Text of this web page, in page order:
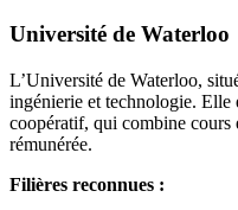
Université de Waterloo
L’Université de Waterloo,
ingénierie et technologie. Elle
coopératif, qui combine cours
rémunérée.
Filières reconnues :